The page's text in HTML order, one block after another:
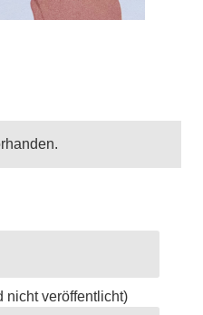
nicht veröffentlicht)